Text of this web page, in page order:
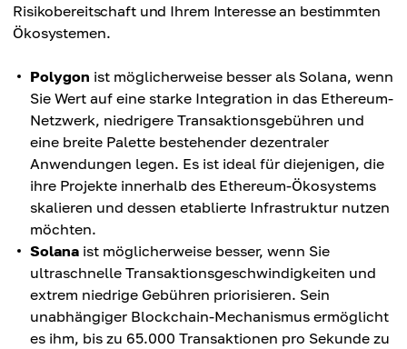
Risikobereitschaft und Ihrem Interesse an bestimmten
Ökosystemen.
Polygon ist möglicherweise besser als Solana, wenn
Sie Wert auf eine starke Integration in das Ethereum-
Netzwerk, niedrigere Transaktionsgebühren und
eine breite Palette bestehender dezentraler
Anwendungen legen. Es ist ideal für diejenigen, die
ihre Projekte innerhalb des Ethereum-Ökosystems
skalieren und dessen etablierte Infrastruktur nutzen
möchten.
Solana ist möglicherweise besser, wenn Sie
ultraschnelle Transaktionsgeschwindigkeiten und
extrem niedrige Gebühren priorisieren. Sein
unabhängiger Blockchain-Mechanismus ermöglicht
es ihm, bis zu 65.000 Transaktionen pro Sekunde zu